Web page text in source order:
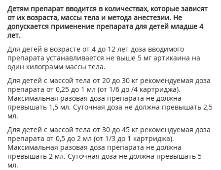
Детям препарат вводится в количествах, которые зависят
от их возраста, массы тела и метода анестезии. Не
допускается применение препарата для детей младше 4
лет.
Для детей в возрасте от 4 до 12 лет доза вводимого
препарата устанавливается не выше 5 мг артикаина на
один килограмм массы тела.
Для детей с массой тела от 20 до 30 кг рекомендуемая доза
препарата от 0,25 до 1 мл (от 1/6 до /4 картриджа).
Максимальная разовая доза препарата не должна
превышать 1,5 мл. Суточная доза не должна превышать 2,5
мл.
Для детей с массой тела от 30 до 45 кг рекомендуемая доза
препарата от 0,5 до 2 мл (от 1/3 до 1 картриджа).
Максимальная разовая доза препарата не должна
превышать 2 мл. Суточная доза не должна превышать 5
мл.